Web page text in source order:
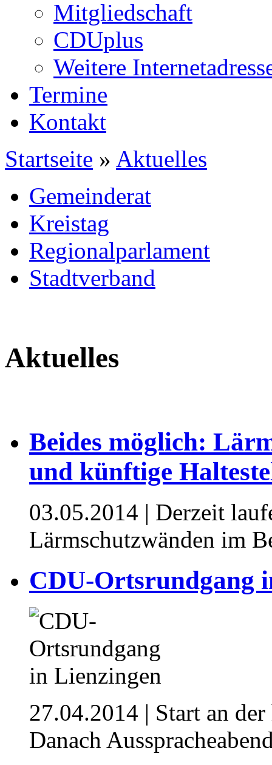
Mitgliedschaft
CDUplus
Weitere
Termine
Kontakt
Startseite » Aktuelles
Gemeinderat
Kreistag
Regionalparlament
Stadtverband
Aktuelles
Beides möglich:
und künftige
03.05.2014 | Derzeit
Lärmschutzwänden im
CDU-Ortsrundgang
27.04.2014 | Start an
Danach